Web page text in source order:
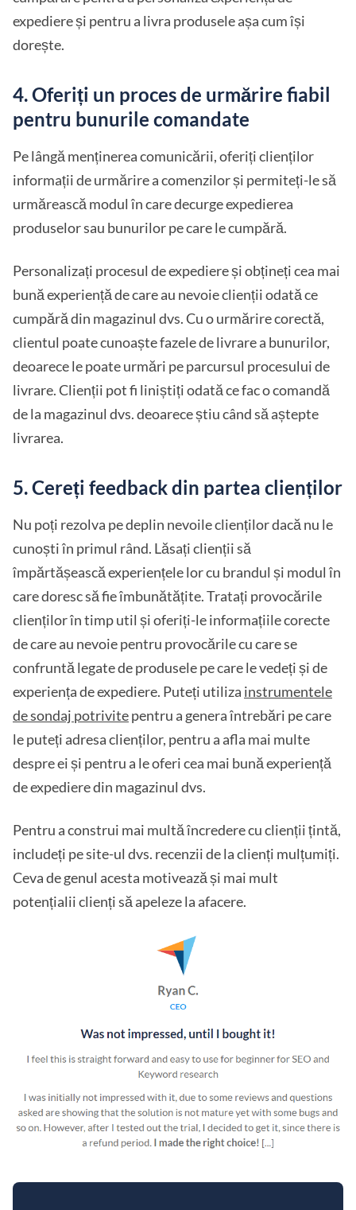
expediere și pentru a livra produsele așa cum își
dorește.
4. Oferiți un proces de urmărire fiabil
pentru bunurile comandate
Pe lângă menținerea comunicării, oferiți clienților
informații de urmărire a comenzilor și permiteți-le să
urmărească modul în care decurge expedierea
produselor sau bunurilor pe care le cumpără.
Personalizați procesul de expediere și obțineți cea mai
bună experiență de care au nevoie clienții odată ce
cumpără din magazinul dvs. Cu o urmărire corectă,
clientul poate cunoaște fazele de livrare a bunurilor,
deoarece le poate urmări pe parcursul procesului de
livrare. Clienții pot fi liniștiți odată ce fac o comandă
de la magazinul dvs. deoarece știu când să aștepte
livrarea.
5. Cereți feedback din partea clienților
Nu poți rezolva pe deplin nevoile clienților dacă nu le
cunoști în primul rând. Lăsați clienții să
împărtășească experiențele lor cu brandul și modul în
care doresc să fie îmbunătățite. Tratați provocările
clienților în timp util și oferiți-le informațiile corecte
de care au nevoie pentru provocările cu care se
confruntă legate de produsele pe care le vedeți și de
experiența de expediere. Puteți utiliza instrumentele
de sondaj potrivitepentru a genera întrebări pe care
le puteți adresa clienților, pentru a afla mai multe
despre ei și pentru a le oferi cea mai bună experiență
de expediere din magazinul dvs.
Pentru a construi mai multă încredere cu clienții țintă,
includeți pe site-ul dvs. recenzii de la clienți mulțumiți.
Ceva de genul acesta motivează și mai mult
potențialii clienți să apeleze la afacere.